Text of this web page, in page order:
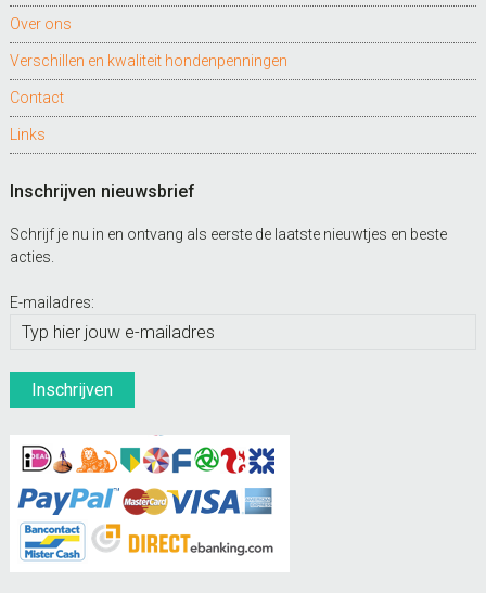
Over ons
Verschillen en kwaliteit hondenpenningen
Contact
Links
Inschrijven nieuwsbrief
Schrijf je nu in en ontvang als eerste de laatste nieuwtjes en beste
acties.
E-mailadres: